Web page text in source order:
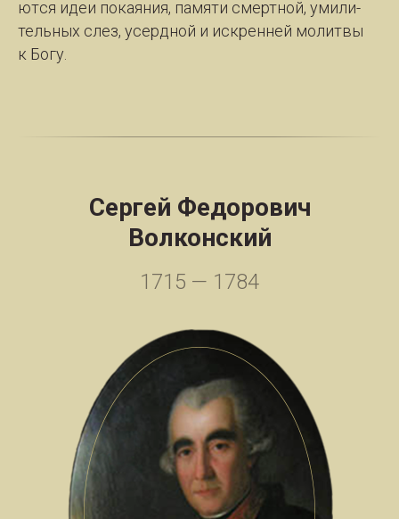
ют­ся идеи по­ка­я­ния, па­мя­ти смерт­ной, уми­ли­
тель­ных слез, усерд­ной и ис­крен­ней мо­лит­вы
к Бо­гу.
Сергей Федорович
Волконский
1715 — 1784